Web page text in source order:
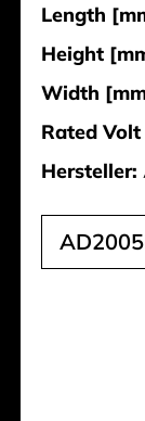
Length
Height
Width
Rated
Hersteller: